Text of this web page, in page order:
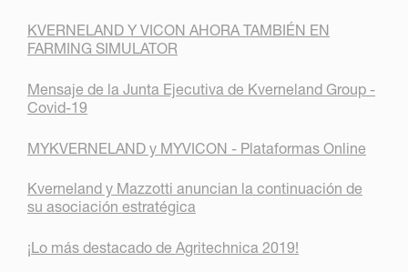
KVERNELAND Y VICON AHORA TAMBIÉN EN
FARMING SIMULATOR
Mensaje de la Junta Ejecutiva de Kverneland Group -
Covid-19
MYKVERNELAND y MYVICON - Plataformas Online
Kverneland y Mazzotti anuncian la continuación de
su asociación estratégica
¡Lo más destacado de Agritechnica 2019!